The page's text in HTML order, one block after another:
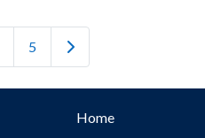
5 Older posts
Home